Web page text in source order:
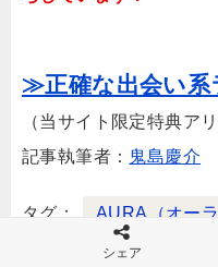
≫正確な出会い系
（当サイト限定特典アリ
記事執筆者： 鬼島慶介
タグ AURA（オー
シェア